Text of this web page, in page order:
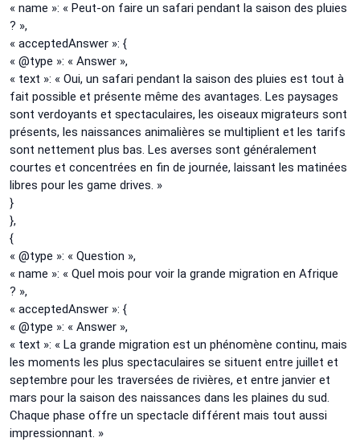
« name »: « Peut-on faire un safari pendant la saison des pluies
? »,
« acceptedAnswer »: {
« @type »: « Answer »,
« text »: « Oui, un safari pendant la saison des pluies est tout à
fait possible et présente même des avantages. Les paysages
sont verdoyants et spectaculaires, les oiseaux migrateurs sont
présents, les naissances animalières se multiplient et les tarifs
sont nettement plus bas. Les averses sont généralement
courtes et concentrées en fin de journée, laissant les matinées
libres pour les game drives. »
}
},
{
« @type »: « Question »,
« name »: « Quel mois pour voir la grande migration en Afrique
? »,
« acceptedAnswer »: {
« @type »: « Answer »,
« text »: « La grande migration est un phénomène continu, mais
les moments les plus spectaculaires se situent entre juillet et
septembre pour les traversées de rivières, et entre janvier et
mars pour la saison des naissances dans les plaines du sud.
Chaque phase offre un spectacle différent mais tout aussi
impressionnant. »